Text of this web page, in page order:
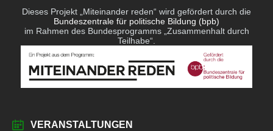
Dieses Projekt „Miteinander reden“ wird gefördert durch die
Bundeszentrale für politische Bildung (bpb)
im Rahmen des Bundesprogramms „Zusammenhalt durch
Teilhabe“.
VERANSTALTUNGEN